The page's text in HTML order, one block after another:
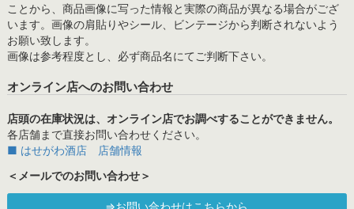
ことから、商品画像に写った情報と実際の商品が異なる場合がござ
います。画像の肩貼りやシール、ビンテージから判断されないよう
お願い致します。
画像は参考程度とし、必ず商品名にてご判断下さい。
オンライン店へのお問い合わせ
店頭の在庫状況は、オンライン店でお調べすることができません。
各店舗まで直接お問い合わせください。
■ はせがわ酒店 店舗情報
＜メールでのお問い合わせ＞
⇒お問い合わせはこちらから